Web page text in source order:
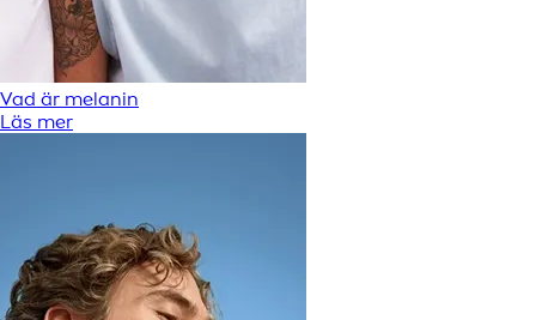
Vad är melanin
Läs mer